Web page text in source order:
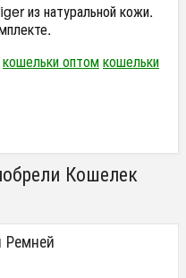
из натуральной кожи.
кошельки оптомкошельки
Кошелек
Ремней